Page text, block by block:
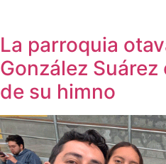
La parroquia
González
de su himno